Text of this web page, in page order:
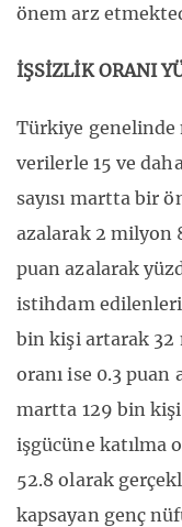
önem arz
İŞSİZLİK ORANI
Türkiye genelinde
verilerle 15 ve
sayısı martta bir
azalarak 2 milyon
puan azalarak
istihdam
bin kişi artarak
oranı ise 0.3 puan
martta 129 bin
işgücüne katılma
52.8 olarak
kapsayan genç